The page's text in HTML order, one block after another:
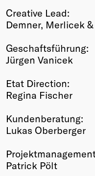
Creative Lead:
Demner, Merlicek
Geschaftsführung:
Jürgen Vanicek
Etat Direction:
Regina Fischer
Kundenberatung:
Lukas Oberberger
Patrick Pölt